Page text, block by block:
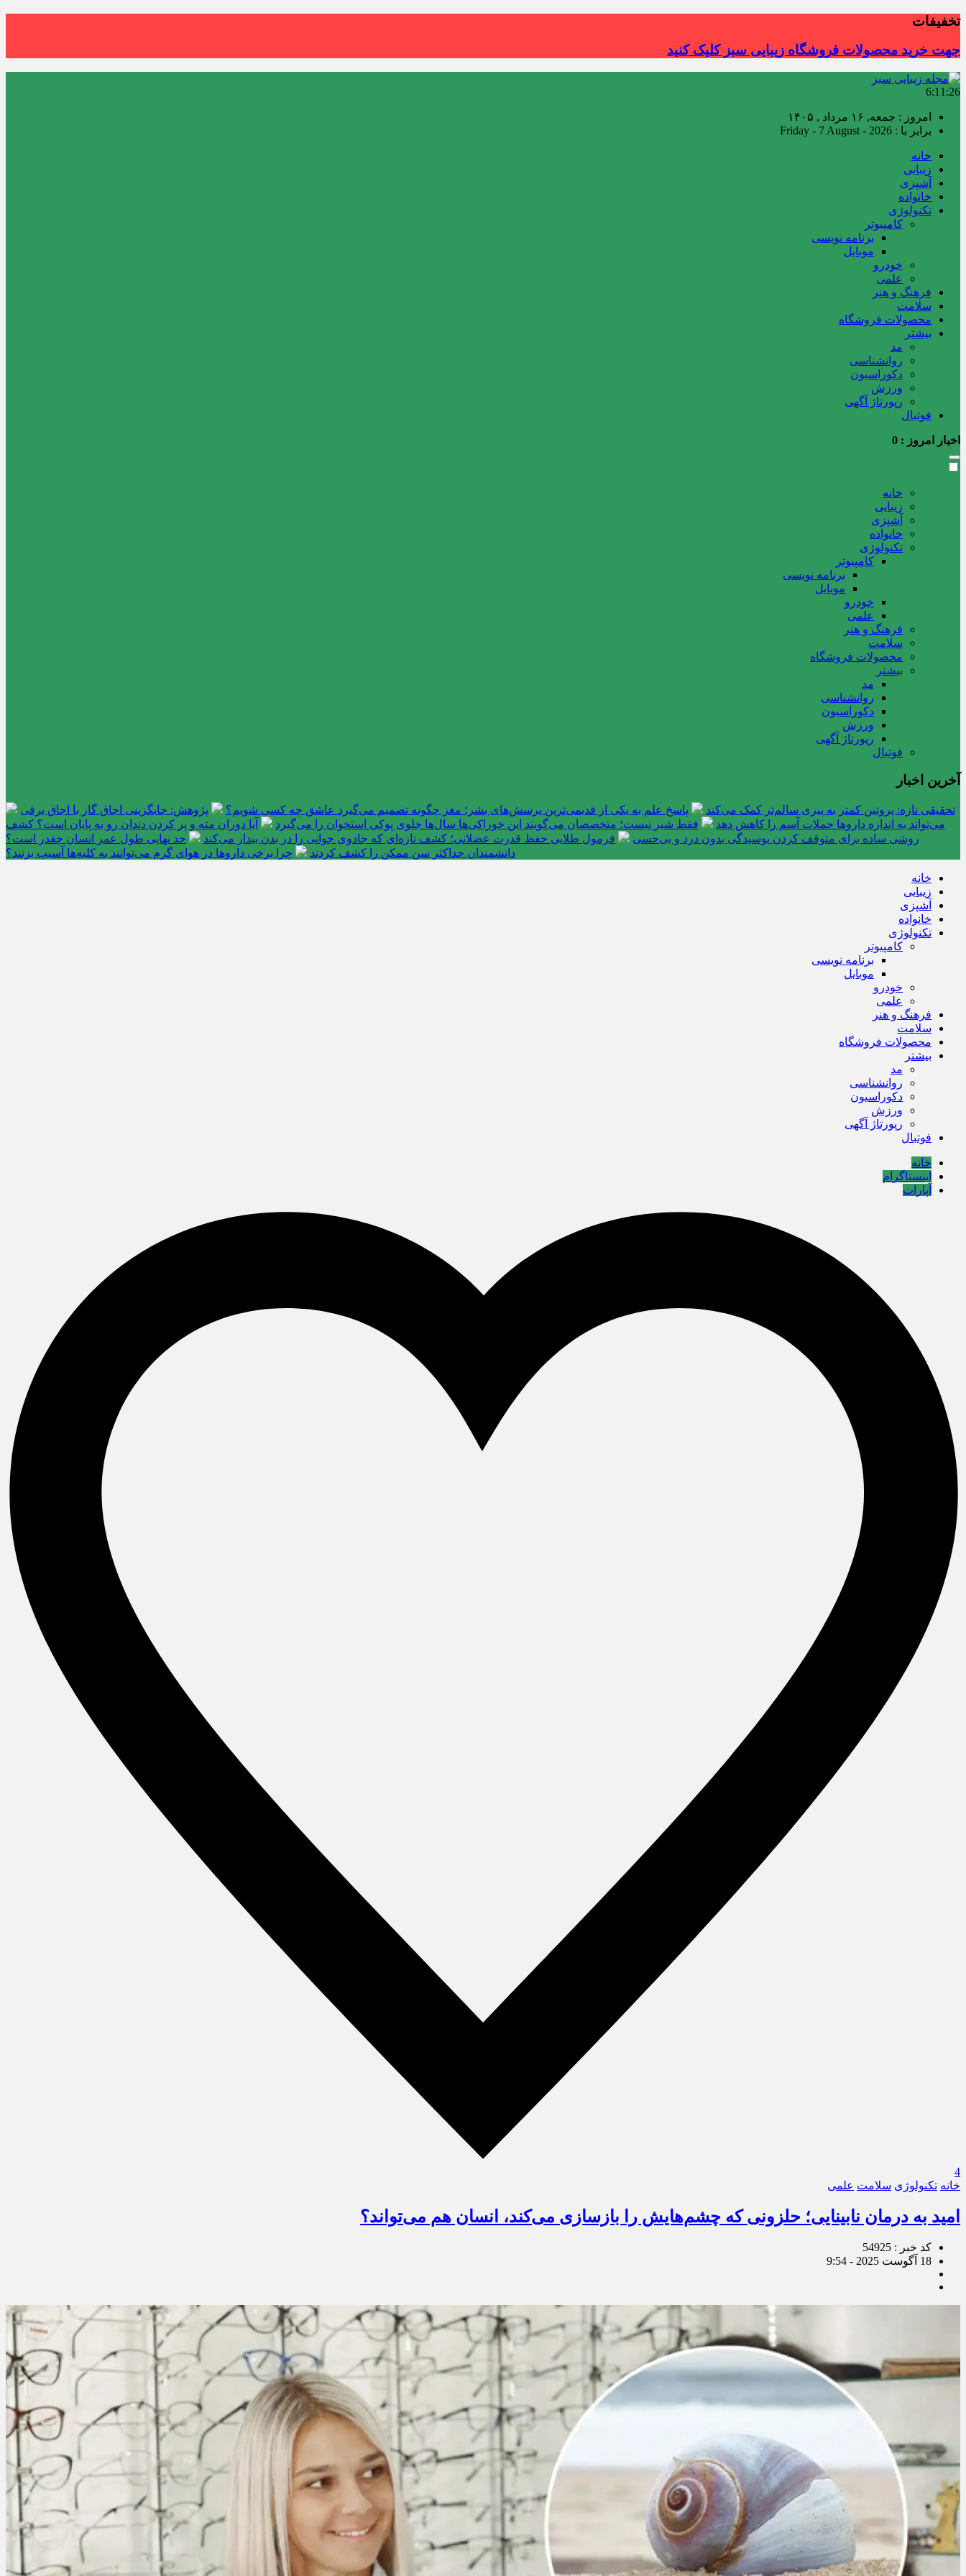
تخفیفات
جهت خرید محصولات فروشگاه زیبایی سبز کلیک کنید
6:11:28
امروز : جمعه, ۱۶ مرداد , ۱۴۰۵
برابر با : Friday - 7 August - 2026
خانه
زیبایی
آشپزی
خانواده
تکنولوژی
کامپیوتر
برنامه نویسی
موبایل
خودرو
علمی
فرهنگ و هنر
سلامت
محصولات فروشگاه
بیشتر
مد
روانشناسی
دکوراسیون
ورزش
رپورتاژ آگهی
فوتبال
اخبار امروز : 0
خانه
زیبایی
آشپزی
خانواده
تکنولوژی
کامپیوتر
برنامه نویسی
موبایل
خودرو
علمی
فرهنگ و هنر
سلامت
محصولات فروشگاه
بیشتر
مد
روانشناسی
دکوراسیون
ورزش
رپورتاژ آگهی
فوتبال
آخرین اخبار
تحقیقی تازه: پروتین کمتر به پیری سالم‌تر کمک می‌کند پاسخ علم به یکی از قدیمی‌ترین پرسش‌های بشر؛ مغز چگونه تصمیم می‌گیرد عاشق چه کسی شویم؟
پژوهش: جایگزینی اجاق گاز با اجاق برقی
می‌تواند به اندازه داروها حملات آسم را کاهش دهد
فقط شیر نیست؛ متخصصان می‌گویند این خوراکی‌ها سال‌ها جلوی پوکی استخوان را می‌گیرد
آیا دوران مته و پر کردن دندان رو به پایان است؟ کشف
روشی ساده برای متوقف کردن پوسیدگی بدون درد و بی‌حسی
فرمول طلایی حفظ قدرت عضلانی؛ کشف تازه‌ای که جادوی جوانی را در بدن بیدار می‌کند
حد نهایی طول عمر انسان چقدر است؟
دانشمندان حداکثر سن ممکن را کشف کردند
چرا برخی داروها در هوای گرم می‌توانند به کلیه‌ها آسیب بزنند؟
خانه
زیبایی
آشپزی
خانواده
تکنولوژی
کامپیوتر
برنامه نویسی
موبایل
خودرو
علمی
فرهنگ و هنر
سلامت
محصولات فروشگاه
بیشتر
مد
روانشناسی
دکوراسیون
ورزش
رپورتاژ آگهی
فوتبال
خانه
اینستاگرام
آپارات
4
خانه تکنولوژی سلامت علمی
امید به درمان نابینایی؛ حلزونی که چشم‌هایش را بازسازی می‌کند، انسان هم می‌تواند؟
کد خبر : 54925
18 آگوست 2025 - 9:54